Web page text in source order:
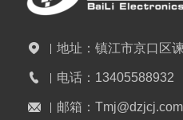
地址： 镇江市京口区
电话： 13405588932
邮箱：